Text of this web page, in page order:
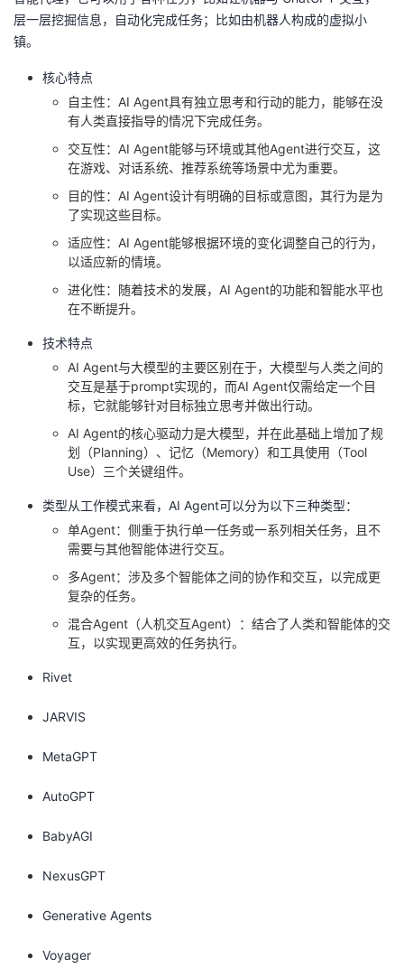
层一层挖掘信息，自动化完成任务；比如由机器人构成的虚拟小
镇。
核心特点
自主性：AI Agent具有独立思考和行动的能力，能够在没
有人类直接指导的情况下完成任务。
交互性：AI Agent能够与环境或其他Agent进行交互，这
在游戏、对话系统、推荐系统等场景中尤为重要。
目的性：AI Agent设计有明确的目标或意图，其行为是为
了实现这些目标。
适应性：AI Agent能够根据环境的变化调整自己的行为，
以适应新的情境。
进化性：随着技术的发展，AI Agent的功能和智能水平也
在不断提升。
技术特点
AI Agent与大模型的主要区别在于，大模型与人类之间的
交互是基于prompt实现的，而AI Agent仅需给定一个目
标，它就能够针对目标独立思考并做出行动。
AI Agent的核心驱动力是大模型，并在此基础上增加了规
划（Planning）、记忆（Memory）和工具使用（Tool
Use）三个关键组件。
类型从工作模式来看，AI Agent可以分为以下三种类型：
单Agent：侧重于执行单一任务或一系列相关任务，且不
需要与其他智能体进行交互。
多Agent：涉及多个智能体之间的协作和交互，以完成更
复杂的任务。
混合Agent（人机交互Agent）：结合了人类和智能体的交
互，以实现更高效的任务执行。
Rivet
JARVIS
MetaGPT
AutoGPT
BabyAGI
NexusGPT
Generative Agents
Voyager